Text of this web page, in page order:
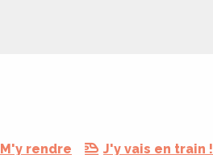
M'y rendre J'y vais en train !